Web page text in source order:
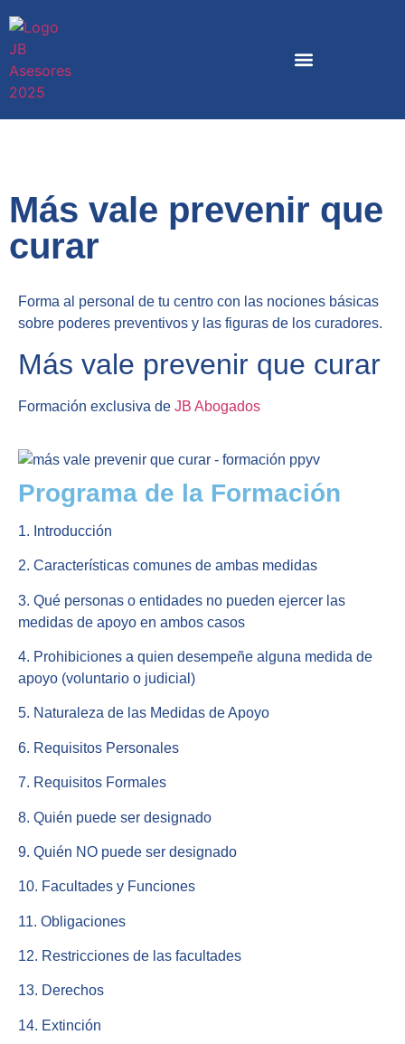
Más vale prevenir que
curar
Forma al personal de tu centro con las nociones básicas
sobre poderes preventivos y las figuras de los curadores.
Más vale prevenir que curar
Formación exclusiva de JB Abogados
Programa de la Formación
1. Introducción
2. Características comunes de ambas medidas
3. Qué personas o entidades no pueden ejercer las
medidas de apoyo en ambos casos
4. Prohibiciones a quien desempeñe alguna medida de
apoyo (voluntario o judicial)
5. Naturaleza de las Medidas de Apoyo
6. Requisitos Personales
7. Requisitos Formales
8. Quién puede ser designado
9. Quién NO puede ser designado
10. Facultades y Funciones
11. Obligaciones
12. Restricciones de las facultades
13. Derechos
14. Extinción